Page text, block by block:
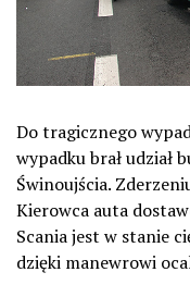
Do tragicznego
wypadku brał udział
Świnoujścia.
Kierowca auta
Scania jest w stanie
dzięki manewrowi